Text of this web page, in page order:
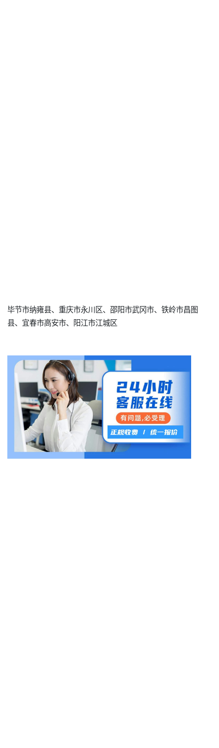
毕节市纳雍县、重庆市永川区、邵阳市武冈市、铁岭市昌图
县、宜春市高安市、阳江市江城区